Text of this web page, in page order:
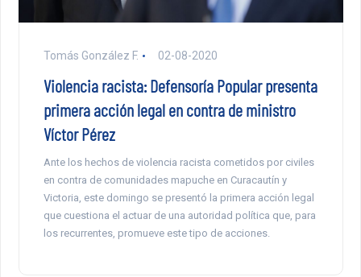
Tomás González F. 02-08-2020
Violencia racista: Defensoría Popular presenta
primera acción legal en contra de ministro
Víctor Pérez
Ante los hechos de violencia racista cometidos por civiles
en contra de comunidades mapuche en Curacautín y
Victoria, este domingo se presentó la primera acción legal
que cuestiona el actuar de una autoridad política que, para
los recurrentes, promueve este tipo de acciones.